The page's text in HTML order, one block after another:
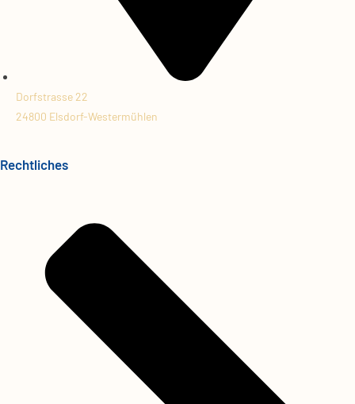
Dorfstrasse 22
24800 Elsdorf-Westermühlen
Rechtliches